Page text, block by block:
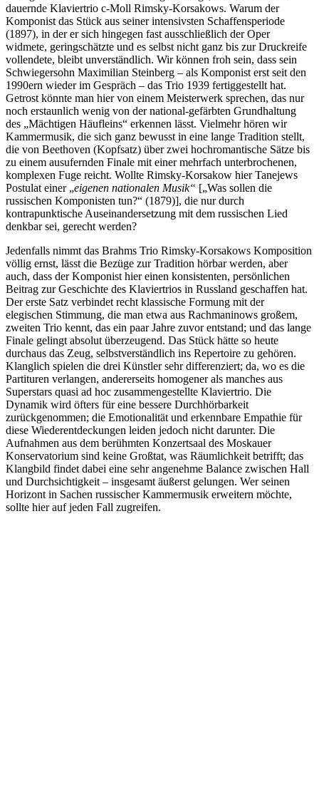
dauernde Klaviertrio c-Moll Rimsky-Korsakows. Warum der
Komponist das Stück aus seiner intensivsten Schaffensperiode
(1897), in der er sich hingegen fast ausschließlich der Oper
widmete, geringschätzte und es selbst nicht ganz bis zur Druckreife
vollendete, bleibt unverständlich. Wir können froh sein, dass sein
Schwiegersohn Maximilian Steinberg – als Komponist erst seit den
1990ern wieder im Gespräch – das Trio 1939 fertiggestellt hat.
Getrost könnte man hier von einem Meisterwerk sprechen, das nur
noch erstaunlich wenig von der national-gefärbten Grundhaltung
des „Mächtigen Häufleins“ erkennen lässt. Vielmehr hören wir
Kammermusik, die sich ganz bewusst in eine lange Tradition stellt,
die von Beethoven (Kopfsatz) über zwei hochromantische Sätze bis
zu einem ausufernden Finale mit einer mehrfach unterbrochenen,
komplexen Fuge reicht. Wollte Rimsky-Korsakow hier Tanejews
Postulat einer „eigenen nationalen Musik“ [„Was sollen die
russischen Komponisten tun?“ (1879)], die nur durch
kontrapunktische Auseinandersetzung mit dem russischen Lied
denkbar sei, gerecht werden?
Jedenfalls nimmt das Brahms Trio Rimsky-Korsakows Komposition
völlig ernst, lässt die Bezüge zur Tradition hörbar werden, aber
auch, dass der Komponist hier einen konsistenten, persönlichen
Beitrag zur Geschichte des Klaviertrios in Russland geschaffen hat.
Der erste Satz verbindet recht klassische Formung mit der
elegischen Stimmung, die man etwa aus Rachmaninows großem,
zweiten Trio kennt, das ein paar Jahre zuvor entstand; und das lange
Finale gelingt absolut überzeugend. Das Stück hätte so heute
durchaus das Zeug, selbstverständlich ins Repertoire zu gehören.
Klanglich spielen die drei Künstler sehr differenziert; da, wo es die
Partituren verlangen, andererseits homogener als manches aus
Superstars quasi ad hoc zusammengestellte Klaviertrio. Die
Dynamik wird öfters für eine bessere Durchhörbarkeit
zurückgenommen; die Emotionalität und erkennbare Empathie für
diese Wiederentdeckungen leiden jedoch nicht darunter. Die
Aufnahmen aus dem berühmten Konzertsaal des Moskauer
Konservatorium sind keine Großtat, was Räumlichkeit betrifft; das
Klangbild findet dabei eine sehr angenehme Balance zwischen Hall
und Durchsichtigkeit – insgesamt äußerst gelungen. Wer seinen
Horizont in Sachen russischer Kammermusik erweitern möchte,
sollte hier auf jeden Fall zugreifen.